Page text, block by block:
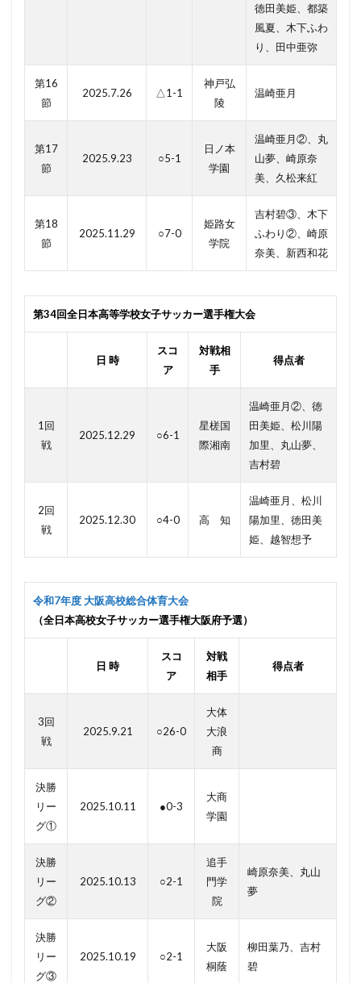
徳田美姫、都築
風夏、木下ふわ
り、田中亜弥
第16
節
2025.7.26 △1-1
神戸弘
陵
温崎亜月
第17
節
2025.9.23 ○5-1
日ノ本
学園
温崎亜月②、丸
山夢、崎原奈
美、久松来紅
第18
節
2025.11.29 ○7-0
姫路女
学院
吉村碧③、木下
ふわり②、崎原
奈美、新西和花
第34回全日本高等学校女子サッカー選手権大会
日 時
スコ
ア
対戦相
手
得点者
1回
戦
2025.12.29 ○6-1
星槎国
際湘南
温崎亜月②、徳
田美姫、松川陽
加里、丸山夢、
吉村碧
2回
戦
2025.12.30 ○4-0 高 知
温崎亜月、松川
陽加里、徳田美
姫、越智想予
令和7年度 大阪高校総合体育大会
（全日本高校女子サッカー選手権大阪府予選）
日 時
スコ
ア
対戦
相手
得点者
3回
戦
2025.9.21 ○26-0
大体
大浪
商
決勝
リー
グ①
2025.10.11 ●0-3
大商
学園
決勝
リー
グ②
2025.10.13 ○2-1
追手
門学
院
崎原奈美、丸山
夢
決勝
リー
グ③
2025.10.19 ○2-1
大阪
桐蔭
柳田葉乃、吉村
碧